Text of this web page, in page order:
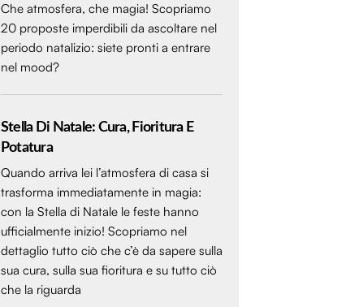
Che atmosfera, che magia! Scopriamo
20 proposte imperdibili da ascoltare nel
periodo natalizio: siete pronti a entrare
nel mood?
Stella Di Natale: Cura, Fioritura E
Potatura
Quando arriva lei l’atmosfera di casa si
trasforma immediatamente in magia:
con la Stella di Natale le feste hanno
ufficialmente inizio! Scopriamo nel
dettaglio tutto ciò che c’è da sapere sulla
sua cura, sulla sua fioritura e su tutto ciò
che la riguarda